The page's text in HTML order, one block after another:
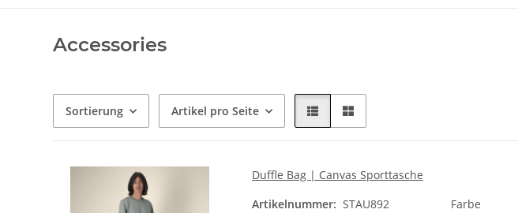
Accessories
Sortierung Artikel pro Seite
Duffle Bag | Canvas Sporttasche
Artikelnummer: STAU892
Farbe